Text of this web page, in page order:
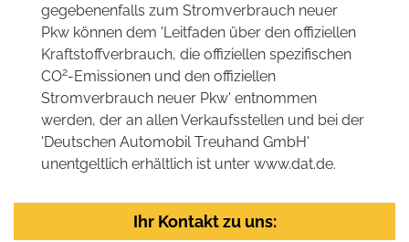
gegebenenfalls zum Stromverbrauch neuer
Pkw können dem 'Leitfaden über den offiziellen
Kraftstoffverbrauch, die offiziellen spezifischen
CO2-Emissionen und den offiziellen
Stromverbrauch neuer Pkw' entnommen
werden, der an allen Verkaufsstellen und bei der
'Deutschen Automobil Treuhand GmbH'
unentgeltlich erhältlich ist unter www.dat.de.
Ihr Kontakt zu uns: